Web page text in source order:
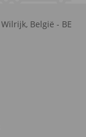
Wilrijk, België - BE